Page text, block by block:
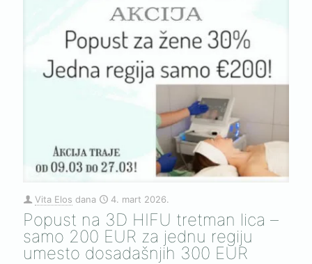
Vita Elos dana 4. mart 2026.
Popust na 3D HIFU tretman lica –
samo 200 EUR za jednu regiju
umesto dosadašnjih 300 EUR